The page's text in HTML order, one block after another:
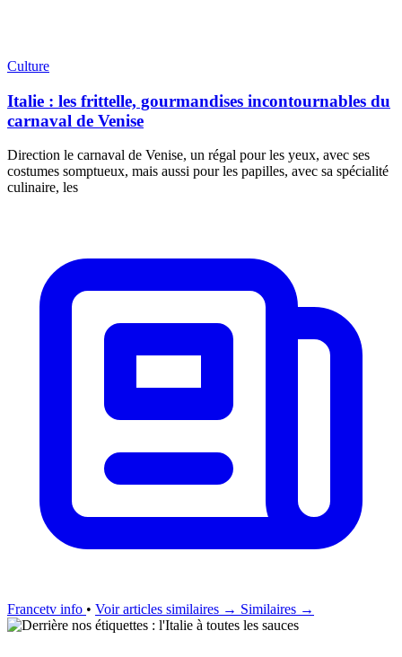
Culture
Italie : les frittelle, gourmandises incontournables du
carnaval de Venise
Direction le carnaval de Venise, un régal pour les yeux, avec ses
costumes somptueux, mais aussi pour les papilles, avec sa spécialité
culinaire, les
Francetv info • Voir articles similaires → Similaires →